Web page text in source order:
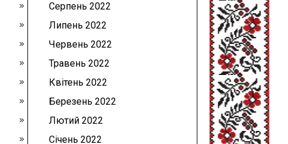
Серпень 2022
Липень 2022
Червень 2022
Травень 2022
Квітень 2022
Березень 2022
Лютий 2022
Січень 2022